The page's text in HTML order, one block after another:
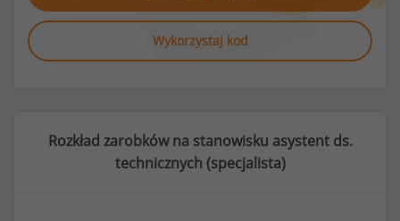
Wykorzystaj kod
Rozkład zarobków na stanowisku asystent ds.
technicznych (specjalista)